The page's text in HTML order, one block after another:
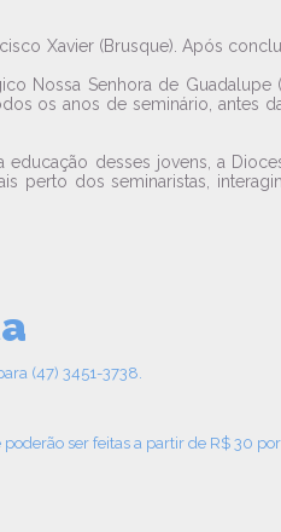
Xavier (Brusque). Após
Nossa Senhora de Guadalupe
os anos de seminário, antes
educação desses jovens, a
perto dos seminaristas,
(47) 3451-3738.
ser feitas a partir de R$ 30